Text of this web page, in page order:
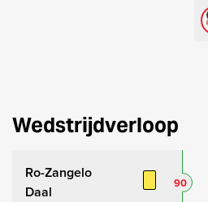
Wedstrijdverloop
Ro-Zangelo
Daal
90